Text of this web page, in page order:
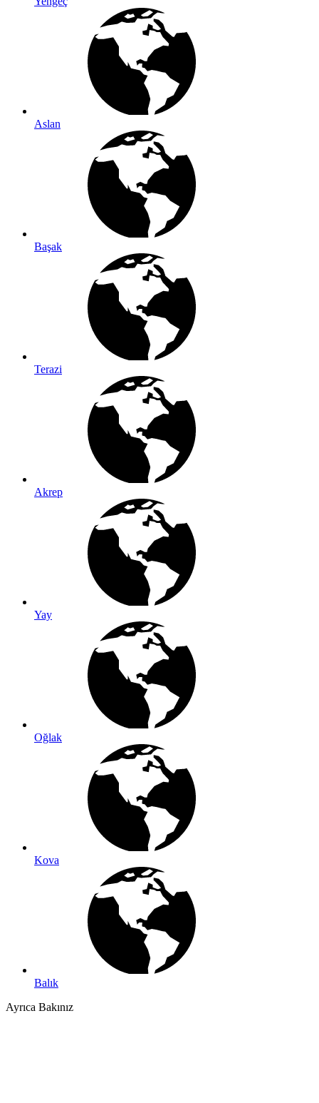
Aslan
Başak
Terazi
Akrep
Yay
Oğlak
Kova
Balık
Ayrıca Bakınız